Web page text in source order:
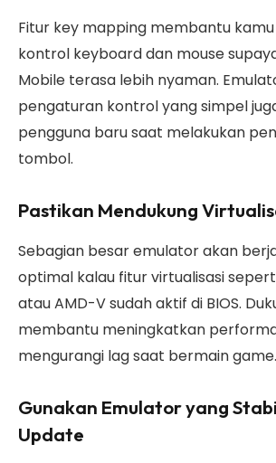
Fitur key mapping membantu
kontrol keyboard dan mouse
Mobile terasa lebih nyaman.
pengaturan kontrol yang simpel
pengguna baru saat melakukan
tombol.
Pastikan Mendukung
Sebagian besar emulator akan
optimal kalau fitur virtualisasi
atau AMD-V sudah aktif di BIOS.
membantu meningkatkan
mengurangi lag saat bermain game.
Gunakan Emulator yang
Update